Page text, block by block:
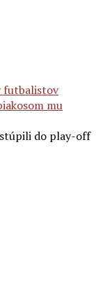
futbalistov
mu
do play-off